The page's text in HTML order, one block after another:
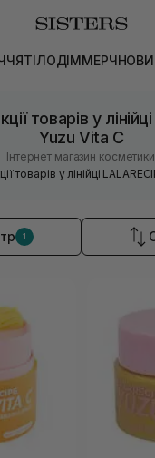
ТІЛОДІММЕРЧ
товарів у
Yuzu Vita C
Інтернет магазин косметики
товарів у лінійці
1